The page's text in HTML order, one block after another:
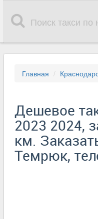
Главная
Дешевое
2023 2024,
км.
Темрюк,